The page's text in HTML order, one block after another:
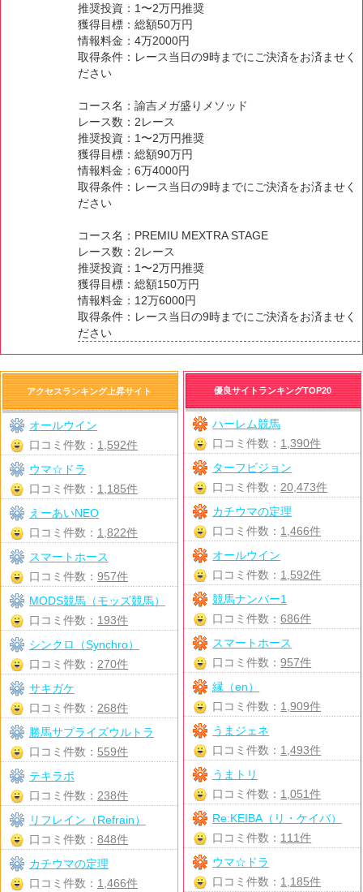
推奨投資：1〜2万円推奨
獲得目標：総額50万円
情報料金：4万2000円
取得条件：レース当日の9時までにご決済をお済ませく
ださい
コース名：諭吉メガ盛りメソッド
レース数：2レース
推奨投資：1〜2万円推奨
獲得目標：総額90万円
情報料金：6万4000円
取得条件：レース当日の9時までにご決済をお済ませく
ださい
コース名：PREMIU MEXTRA STAGE
レース数：2レース
推奨投資：1〜2万円推奨
獲得目標：総額150万円
情報料金：12万6000円
取得条件：レース当日の9時までにご決済をお済ませく
ださい
優良サイトランキングTOP20
ハーレム競馬
口コミ件数： 1,390件
ターフビジョン
口コミ件数： 20,473件
カチウマの定理
口コミ件数： 1,466件
オールウイン
口コミ件数： 1,592件
競馬ナンバー1
口コミ件数：686件
スマートホース
口コミ件数：957件
縁（en）
口コミ件数： 1,909件
うまジェネ
口コミ件数： 1,493件
うまトリ
口コミ件数： 1,051件
Re:KEIBA（リ・ケイバ）
口コミ件数： 111件
ウマ☆ドラ
口コミ件数： 1,185件
アクセスランキング上昇サイト
オールウイン
口コミ件数： 1,592件
ウマ☆ドラ
口コミ件数： 1,185件
えーあいNEO
口コミ件数： 1,822件
スマートホース
口コミ件数： 957件
MODS競馬（モッズ競馬）
口コミ件数： 193件
シンクロ（Synchro）
口コミ件数： 270件
サキガケ
口コミ件数： 268件
勝馬サプライズウルトラ
口コミ件数： 559件
テキラボ
口コミ件数： 238件
リフレイン（Refrain）
口コミ件数： 848件
カチウマの定理
口コミ件数： 1,466件